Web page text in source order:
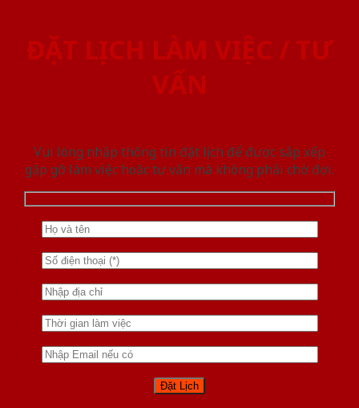
ĐẶT LỊCH LÀM VIỆC / TƯ
VẤN
Vui lòng nhập thông tin đặt lịch để được sắp xếp
gặp gỡ làm việc hoăc tư vấn mà không phải chờ đợi.